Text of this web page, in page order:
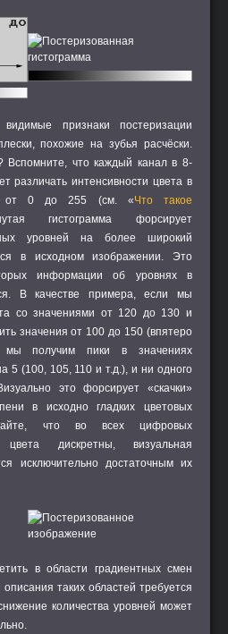
признаки постеризации
похожие на зубья расчёски.
Вспомните, что каждый канал в 8-
различать интенсивности цвета в
от 0 до 255 (см. «Что такое
гистограмма форсирует
уровней на более широкий
в исходном изображении. Это
информации об уровнях в
В качестве примера, если мы
со значениями от 120 до 130 и
значения от 100 до 150 (впятеро
получим пики в значениях
5 (100, 105, 110 и т.д.), и ни одного
это форсирует «скачки»
в исходно гладких цветовых
что во всех цифровых
дискретны, визуальная
исключительно достаточным их
в области градиентных смен
таких областей требуется
количества уровней может